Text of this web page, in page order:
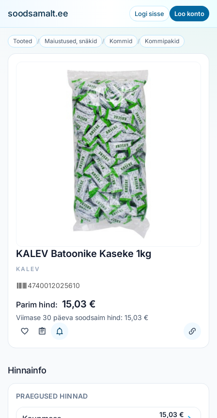
soodsamalt.ee Logi sisse Loo konto
Tooted / Maiustused, snäkid / Kommid / Kommipakid
KALEV Batoonike Kaseke 1kg
KALEV
4740012025610
Parim hind: 15,03 €
Viimase 30 päeva soodsaim hind: 15,03 €
Hinnainfo
PRAEGUSED HINNAD
15,03 €